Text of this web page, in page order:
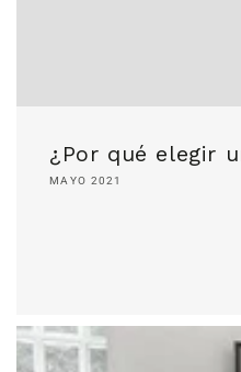
¿Por qué elegir
MAYO 2021